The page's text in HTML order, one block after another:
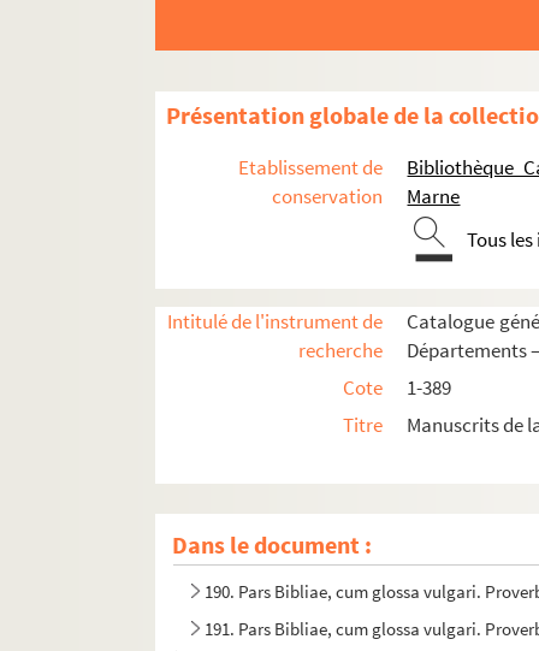
Présentation globale de la
Etablissement de
conservation
Bibliothèque
Marne
Tous
Intitulé de l'instrument de
recherche
Catalogue
Départements
Cote
1-389
Titre
Manuscrits de
Dans le document :
165. Hugonis de Sancto Charo Expositio in
167. Hugonis de Sancto Charo
168. Johannis Gallensis Collationes in
169. Ludolphi Carthusiensis expositio in
170. Durandi de Sancto Purciano Lectura
171-177. Nicolai de Lyra Postillae super
178-180. Nicolai de Lyra Postillae super
183. Nicolai de Lyra Postillae super
184. Francisci de Abbate, Astensis,
185-189. Biblia sacra, cum glossa vulgari
190. Pars Bibliae, cum glossa vulgari.
191. Pars Bibliae, cum glossa vulgari.